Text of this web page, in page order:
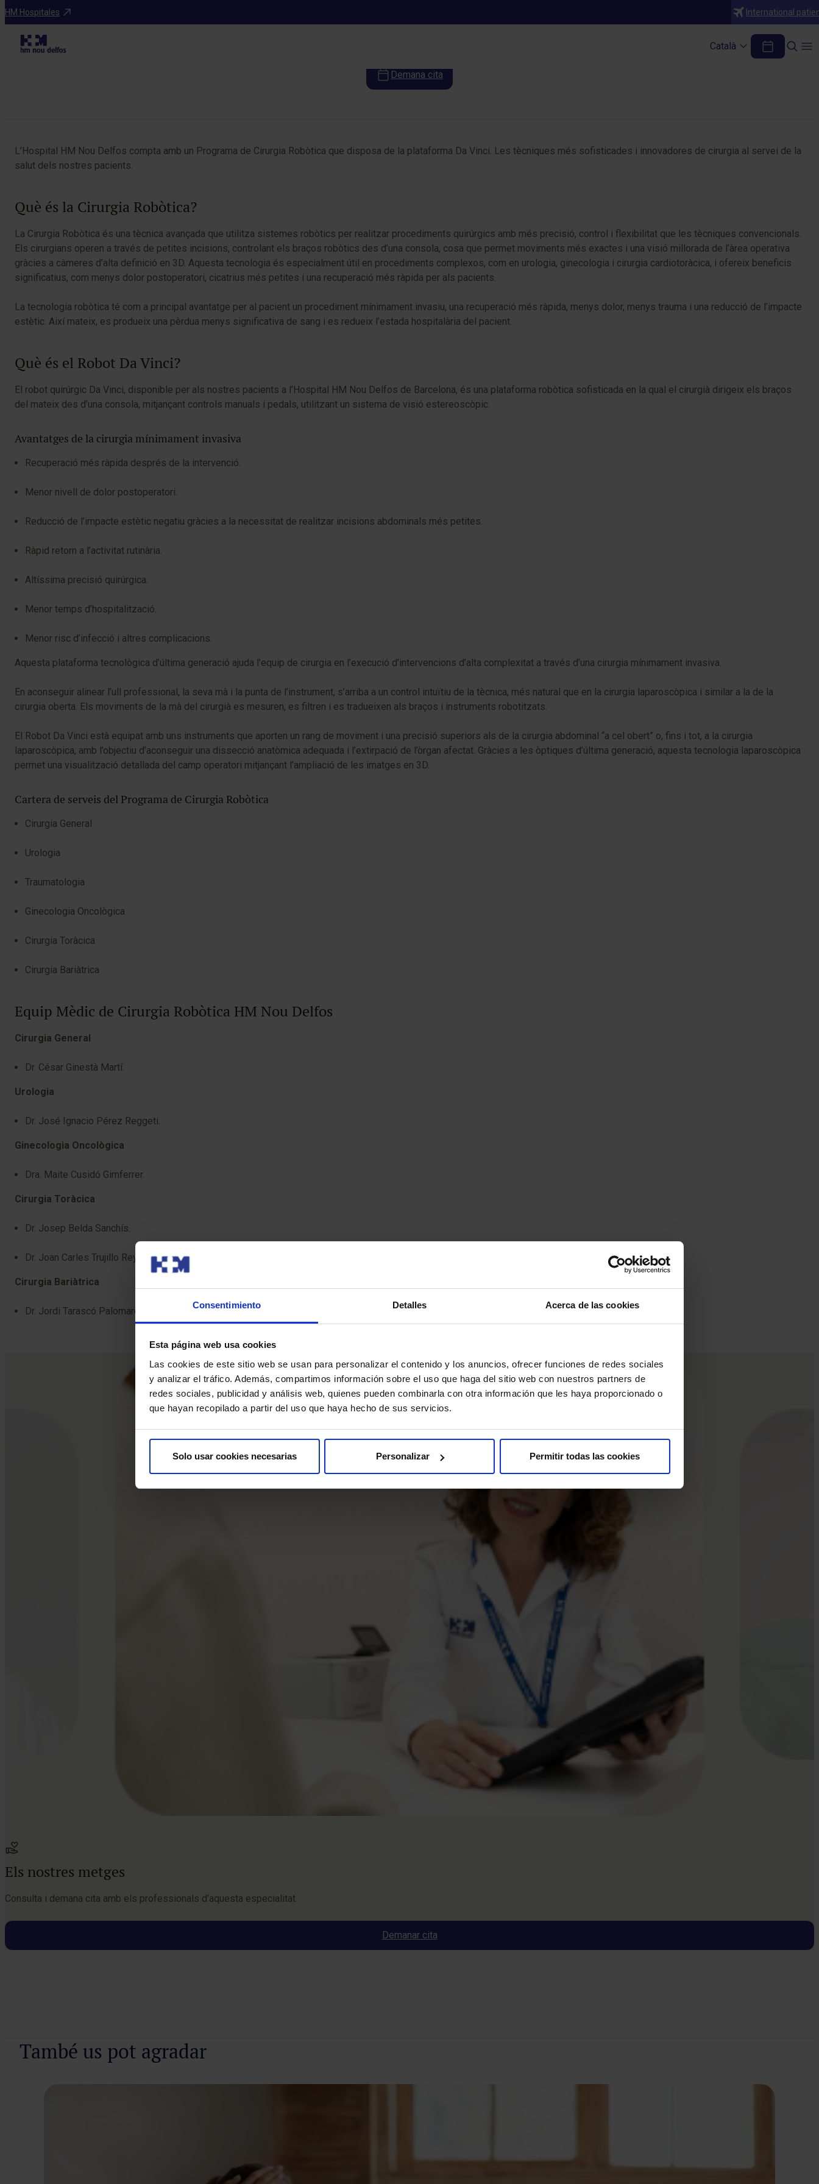
Consentimiento Detalles Acerca de las cookies
Esta página web usa cookies
Las cookies de este sitio web se usan para personalizar el contenido y los anuncios, ofrecer funciones de redes sociales
y analizar el tráfico. Además, compartimos información sobre el uso que haga del sitio web con nuestros partners de
redes sociales, publicidad y análisis web, quienes pueden combinarla con otra información que les haya proporcionado o
que hayan recopilado a partir del uso que haya hecho de sus servicios.
Solo usar cookies necesarias Personalizar Permitir todas las cookies
HM Hospitales International
Català
Especialitats
Cirurgia Robòtica
Demana cita
L’Hospital HM Nou Delfos compta amb un Programa de Cirurgia Robòtica que disposa de la plataforma Da Vinci. Les tècniques més sofisticades i innovadores de cirurgia al servei de la
salut dels nostres pacients.
Què és la Cirurgia Robòtica?
La Cirurgia Robòtica és una tècnica avançada que utilitza sistemes robòtics per realitzar procediments quirúrgics amb més precisió, control i flexibilitat que les tècniques convencionals.
Els cirurgians operen a través de petites incisions, controlant els braços robòtics des d’una consola, cosa que permet moviments més exactes i una visió millorada de l’àrea operativa
gràcies a càmeres d’alta definició en 3D. Aquesta tecnologia és especialment útil en procediments complexos, com en urologia, ginecologia i cirurgia cardiotoràcica, i ofereix beneficis
significatius, com menys dolor postoperatori, cicatrius més petites i una recuperació més ràpida per als pacients.
La tecnologia robòtica té com a principal avantatge per al pacient un procediment mínimament invasiu, una recuperació més ràpida, menys dolor, menys trauma i una reducció de l’impacte
estètic. Així mateix, es produeix una pèrdua menys significativa de sang i es redueix l’estada hospitalària del pacient.
Què és el Robot Da Vinci?
El robot quirúrgic Da Vinci, disponible per als nostres pacients a l’Hospital HM Nou Delfos de Barcelona, és una plataforma robòtica sofisticada en la qual el cirurgià dirigeix els braços
del mateix des d’una consola, mitjançant controls manuals i pedals, utilitzant un sistema de visió estereoscòpic.
Avantatges de la cirurgia mínimament invasiva
Recuperació més ràpida després de la intervenció.
Menor nivell de dolor postoperatori.
Reducció de l’impacte estètic negatiu gràcies a la necessitat de realitzar incisions abdominals més petites.
Ràpid retorn a l’activitat rutinària.
Altíssima precisió quirúrgica.
Menor temps d’hospitalització.
Menor risc d’infecció i altres complicacions.
Aquesta plataforma tecnològica d’última generació ajuda l’equip de cirurgia en l’execució d’intervencions d’alta complexitat a través d’una cirurgia mínimament invasiva.
En aconseguir alinear l’ull professional, la seva mà i la punta de l’instrument, s’arriba a un control intuïtiu de la tècnica, més natural que en la cirurgia laparoscòpica i similar a la de la
cirurgia oberta. Els moviments de la mà del cirurgià es mesuren, es filtren i es tradueixen als braços i instruments robotitzats.
El Robot Da Vinci està equipat amb uns instruments que aporten un rang de moviment i una precisió superiors als de la cirurgia abdominal “a cel obert” o, fins i tot, a la cirurgia
laparoscòpica, amb l’objectiu d’aconseguir una dissecció anatòmica adequada i l’extirpació de l’òrgan afectat. Gràcies a les òptiques d’última generació, aquesta tecnologia laparoscòpica
permet una visualització detallada del camp operatori mitjançant l’ampliació de les imatges en 3D.
Cartera de serveis del Programa de Cirurgia Robòtica
Cirurgia General
Urologia
Traumatologia
Ginecologia Oncològica
Cirurgia Toràcica
Cirurgia Bariàtrica
Equip Mèdic de Cirurgia Robòtica HM Nou Delfos
Cirurgia General
Dr. César Ginestà Martí.
Urologia
Dr. José Ignacio Pérez Reggeti.
Ginecologia Oncològica
Dra. Maite Cusidó Gimferrer.
Cirurgia Toràcica
Dr. Josep Belda Sanchís.
Dr. Joan Carles Trujillo Reyes.
Cirurgia Bariàtrica
Dr. Jordi Tarascó Palomares.
Els nostres metges
Consulta i demana cita amb els professionals d’aquesta especialitat
Demanar cita
Demana cita
També us pot agradar